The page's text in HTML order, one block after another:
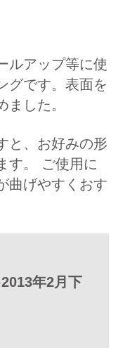
ルアップ等に使
グです。表面を
した。
と、お好みの形
す。 ご使用に
曲げやすくおす
年2月下